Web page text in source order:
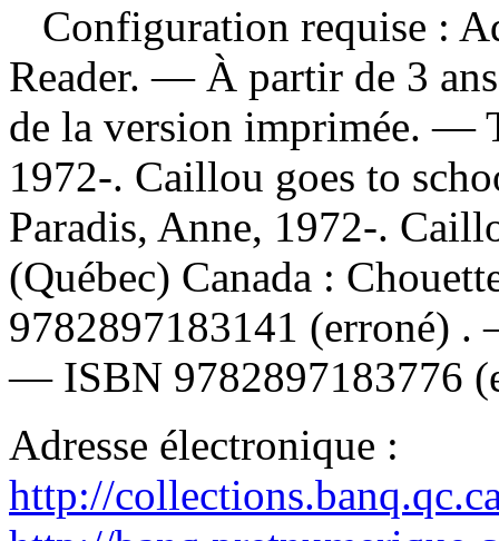
Configuration requise :
Reader. — À partir de 3
de la version imprimée. —
1972-. Caillou goes to
Paradis, Anne, 1972-.
(Québec) Canada :
9782897183141 (erroné)
— ISBN 9782897183776
Adresse électronique :
http://